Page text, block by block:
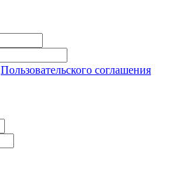
Пользовательского соглашения